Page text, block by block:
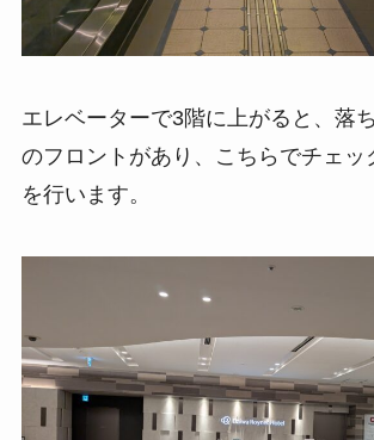
エレベーターで3階に上がると、落
のフロントがあり、こちらでチェッ
を行います。